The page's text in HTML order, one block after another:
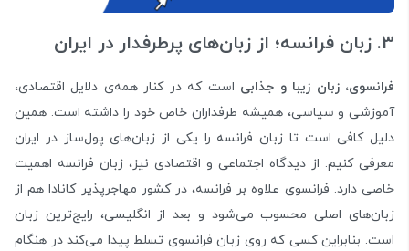
3. زبان فرانسه؛ از زبان‌های پرطرفدار در ایران
فرانسوی، زبان زیبا و جذابی است که در کنار همه‌ی دلایل اقتصادی،
آموزشی و سیاسی، همیشه طرفداران خاص خود را داشته است. همین
دلیل کافی است تا زبان فرانسه را یکی از زبان‌های پول‌ساز در ایران
معرفی کنیم. از دیدگاه اجتماعی و اقتصادی نیز، زبان فرانسه اهمیت
خاصی دارد. فرانسوی علاوه بر فرانسه، در کشور مهاجرپذیر کانادا هم از
زبان‌های اصلی محسوب می‌شود و بعد از انگلیسی، رایج‌ترین زبان
است. بنابراین کسی که روی زبان فرانسوی تسلط پیدا می‌کند در هنگام